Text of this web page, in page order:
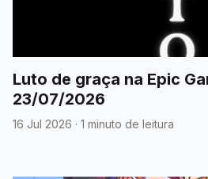
Luto de graça na Epic
23/07/2026
16 Jul 2026 · 1 minuto de leitura